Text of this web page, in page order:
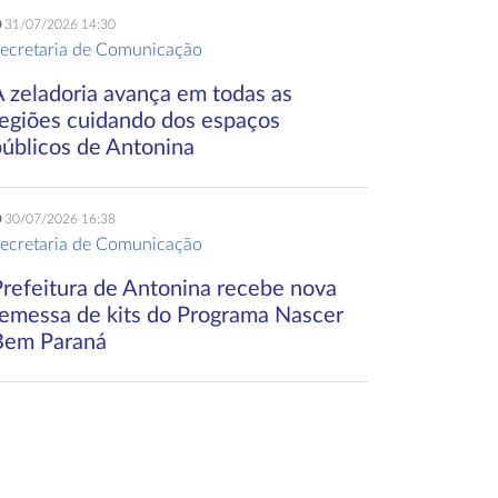
31/07/2026 14:30
de Comunicação
zeladoria avança em todas as
cuidando dos espaços
de Antonina
30/07/2026 16:38
de Comunicação
de Antonina recebe nova
de kits do Programa Nascer
Paraná